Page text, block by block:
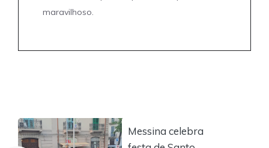
maravilhoso.
Messina celebra